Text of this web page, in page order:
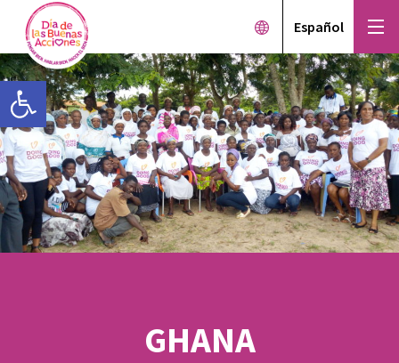
Open toolbar
Español
GHANA